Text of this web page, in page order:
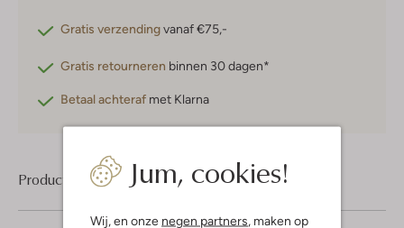
Jum, cookies!
Wij, en onze negen partners , maken op
Gratis verzendingvanaf €75,-
Gratis retourneren binnen 30 dagen*
Betaal achteraf met Klarna
Product informatie